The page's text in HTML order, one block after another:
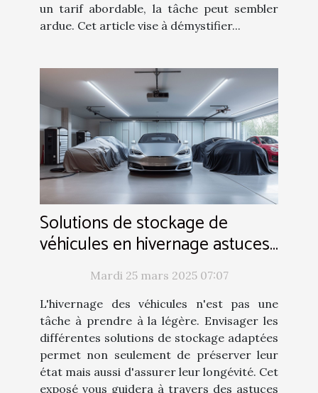
un tarif abordable, la tâche peut sembler
ardue. Cet article vise à démystifier...
Solutions de stockage de
véhicules en hivernage astuces
pour préserver leur état
Mardi 25 mars 2025 07:07
L'hivernage des véhicules n'est pas une
tâche à prendre à la légère. Envisager les
différentes solutions de stockage adaptées
permet non seulement de préserver leur
état mais aussi d'assurer leur longévité. Cet
exposé vous guidera à travers des astuces